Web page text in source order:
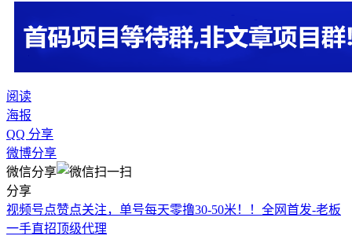
阅读
海报
QQ 分享
微博分享
微信分享
分享
视频号点赞点关注，单号每天零撸30-50米！！全网首发-老板
一手直招顶级代理